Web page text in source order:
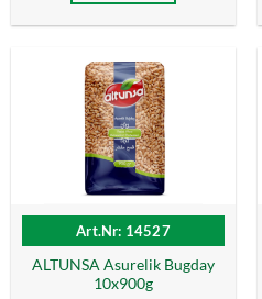
Art.Nr: 14527
ALTUNSA Asurelik Bugday
10x900g